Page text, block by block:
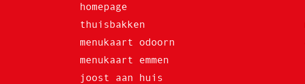
homepage
thuisbakken
menukaart odoorn
menukaart emmen
joost aan huis